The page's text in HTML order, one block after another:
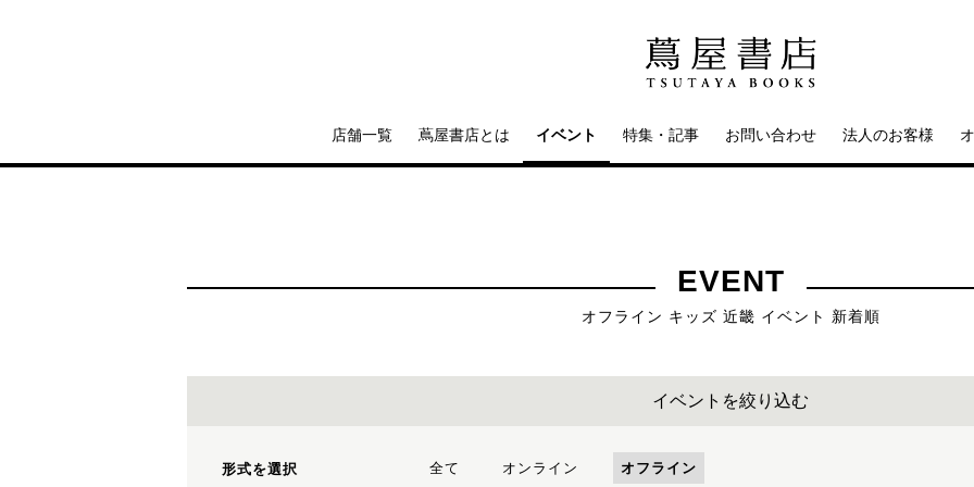
店舗一覧 蔦屋書店とは イベント 特集・記事 お問い合わせ 法人のお客様
EVENT
オフライン キッズ 近畿 イベント 新着順
イベントを絞り込む
形式を選択 全て オンライン オフライン